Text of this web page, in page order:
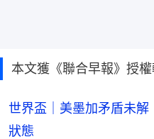
本文獲《聯合早報》授權
世界盃｜美墨加矛盾未
狀態